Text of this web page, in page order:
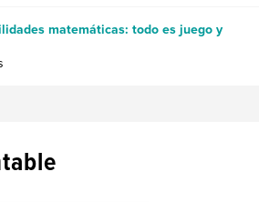
matemáticas: todo es juego y